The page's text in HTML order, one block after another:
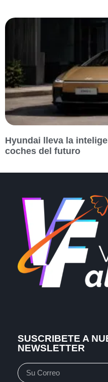
Hyundai lleva la
coches del futuro
SUSCRIBETE A
NEWSLETTER